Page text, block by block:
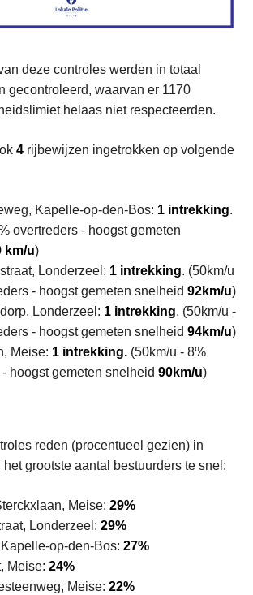
deze controles werden in totaal
gecontroleerd, waarvan er 1170
helaas niet respecteerden.
4 rijbewijzen ingetrokken op volgende
Kapelle-op-den-Bos: 1 intrekking.
overtreders - hoogst gemeten
km/u)
Londerzeel: 1 intrekking. (50km/u
- hoogst gemeten snelheid 92km/u)
Londerzeel: 1 intrekking. (50km/u -
- hoogst gemeten snelheid 94km/u)
Meise: 1 intrekking. (50km/u - 8%
hoogst gemeten snelheid 90km/u)
reden (procentueel gezien) in
grootste aantal bestuurders te snel:
Meise: 29%
Londerzeel: 29%
op-den-Bos: 27%
Meise: 24%
Meise: 22%